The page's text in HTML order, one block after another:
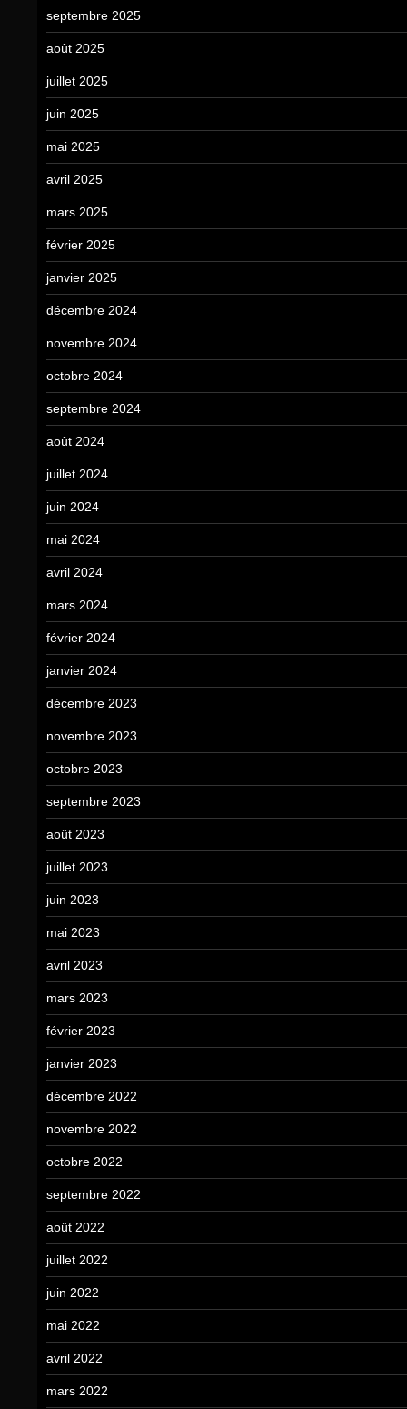
septembre 2025
août 2025
juillet 2025
juin 2025
mai 2025
avril 2025
mars 2025
février 2025
janvier 2025
décembre 2024
novembre 2024
octobre 2024
septembre 2024
août 2024
juillet 2024
juin 2024
mai 2024
avril 2024
mars 2024
février 2024
janvier 2024
décembre 2023
novembre 2023
octobre 2023
septembre 2023
août 2023
juillet 2023
juin 2023
mai 2023
avril 2023
mars 2023
février 2023
janvier 2023
décembre 2022
novembre 2022
octobre 2022
septembre 2022
août 2022
juillet 2022
juin 2022
mai 2022
avril 2022
mars 2022